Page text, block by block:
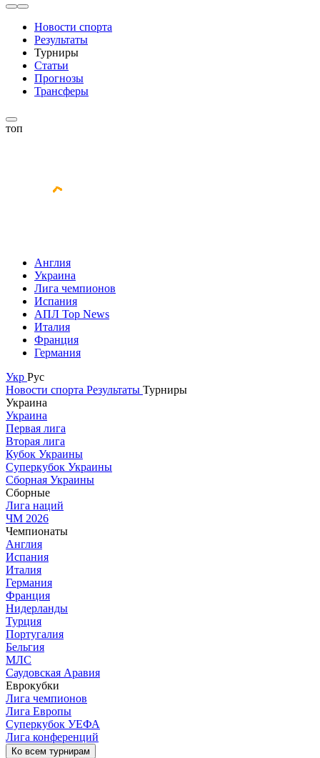
Новости спорта
Результаты
Турниры
Статьи
Прогнозы
Трансферы
топ
Англия
Украина
Лига чемпионов
Испания
АПЛ Top News
Италия
Франция
Германия
Укр Рус
Новости спорта Результаты Турниры
Украина
Украина
Первая лига
Вторая лига
Кубок Украины
Суперкубок Украины
Сборная Украины
Сборные
Лига наций
ЧМ 2026
Чемпионаты
Англия
Испания
Италия
Германия
Франция
Нидерланды
Турция
Португалия
Бельгия
МЛС
Саудовская Аравия
Еврокубки
Лига чемпионов
Лига Европы
Суперкубок УЕФА
Лига конференций
Ко всем турнирам